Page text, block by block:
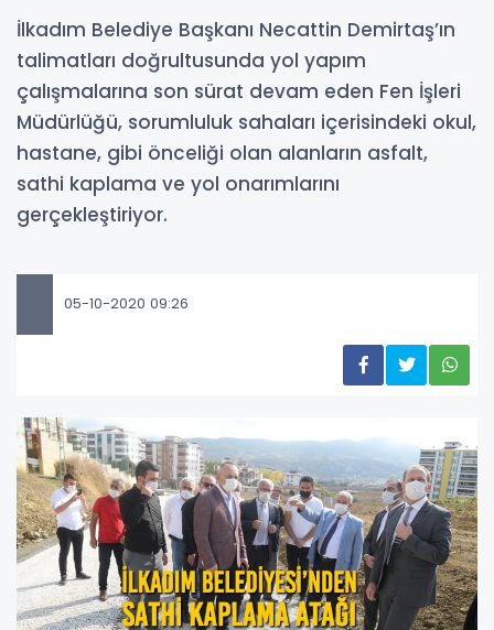
İlkadım Belediye Başkanı Necattin Demirtaş’ın
talimatları doğrultusunda yol yapım
çalışmalarına son sürat devam eden Fen İşleri
Müdürlüğü, sorumluluk sahaları içerisindeki okul,
hastane, gibi önceliği olan alanların asfalt,
sathi kaplama ve yol onarımlarını
gerçekleştiriyor.
05-10-2020 09:26